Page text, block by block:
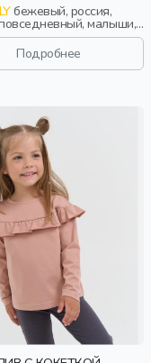
бежевый, россия,
малыши,
Подробнее